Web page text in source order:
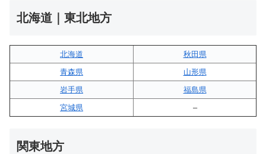
北海道｜東北地方
北海道
秋田県
青森県
山形県
岩手県
福島県
宮城県
–
関東地方